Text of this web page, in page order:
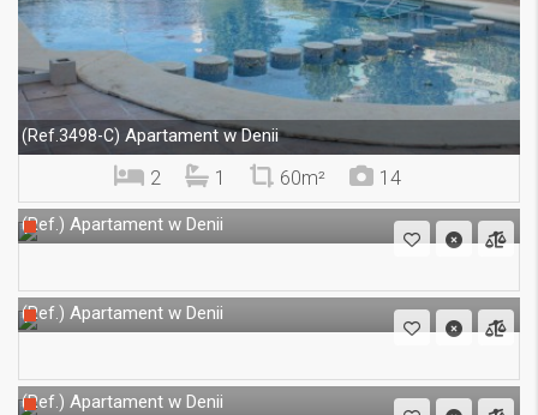
(Ref.3498-C) Apartament w Denii
2 1 60m² 14
(Ref.) Apartament w Denii
(Ref.) Apartament w Denii
(Ref.) Apartament w Denii